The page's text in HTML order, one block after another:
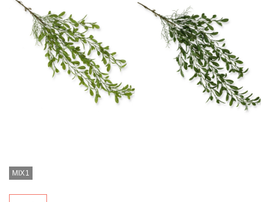
MIX1